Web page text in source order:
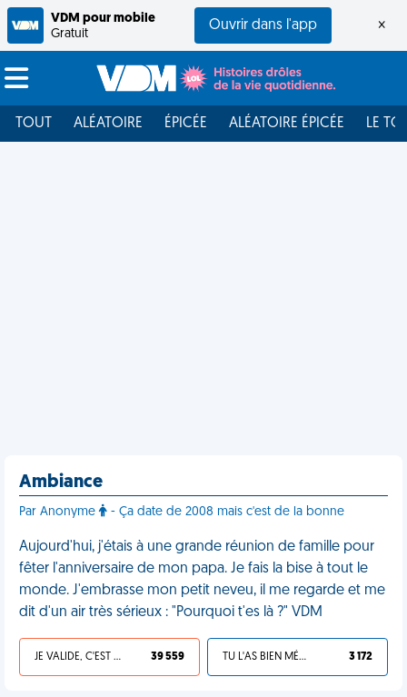
VDM pour mobile
Gratuit
Ouvrir dans l'app ×
TOUT ALÉATOIRE ÉPICÉE ALÉATOIRE ÉPICÉE LE
Ambiance
Par Anonyme - Ça date de 2008 mais c'est de la bonne
Aujourd'hui, j'étais à une grande réunion de famille pour
fêter l'anniversaire de mon papa. Je fais la bise à tout le
monde. J'embrasse mon petit neveu, il me regarde et me
dit d'un air très sérieux : "Pourquoi t'es là ?" VDM
JE VALIDE, C'EST UNE VDM 39 559 TU L'AS BIEN MÉRITÉ 3 172